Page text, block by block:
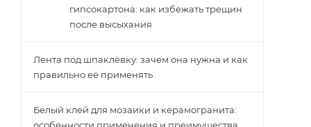
Натура (4)
Венге (2)
Дымчатый серый (2)
Крем-брюле (2)
гипсокартона: как избежать трещин
после высыхания
Лента под шпаклёвку: зачем она нужна и как
правильно её применять
Белый клей для мозаики и керамогранита: